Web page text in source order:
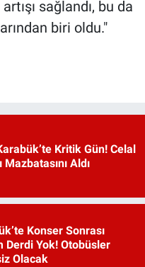
sağlandı, bu da
biri oldu."
Kritik Gün! Celal
Mazbatasını Aldı
Konser Sonrası
Derdi Yok! Otobüsler
Olacak